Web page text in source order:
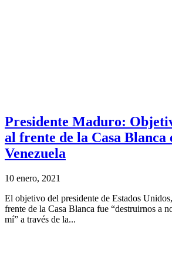
Presidente Maduro:
al frente de la Casa
Venezuela
10 enero, 2021
El objetivo del presidente de Estados
frente de la Casa Blanca fue “destruirnos a
mí” a través de la...